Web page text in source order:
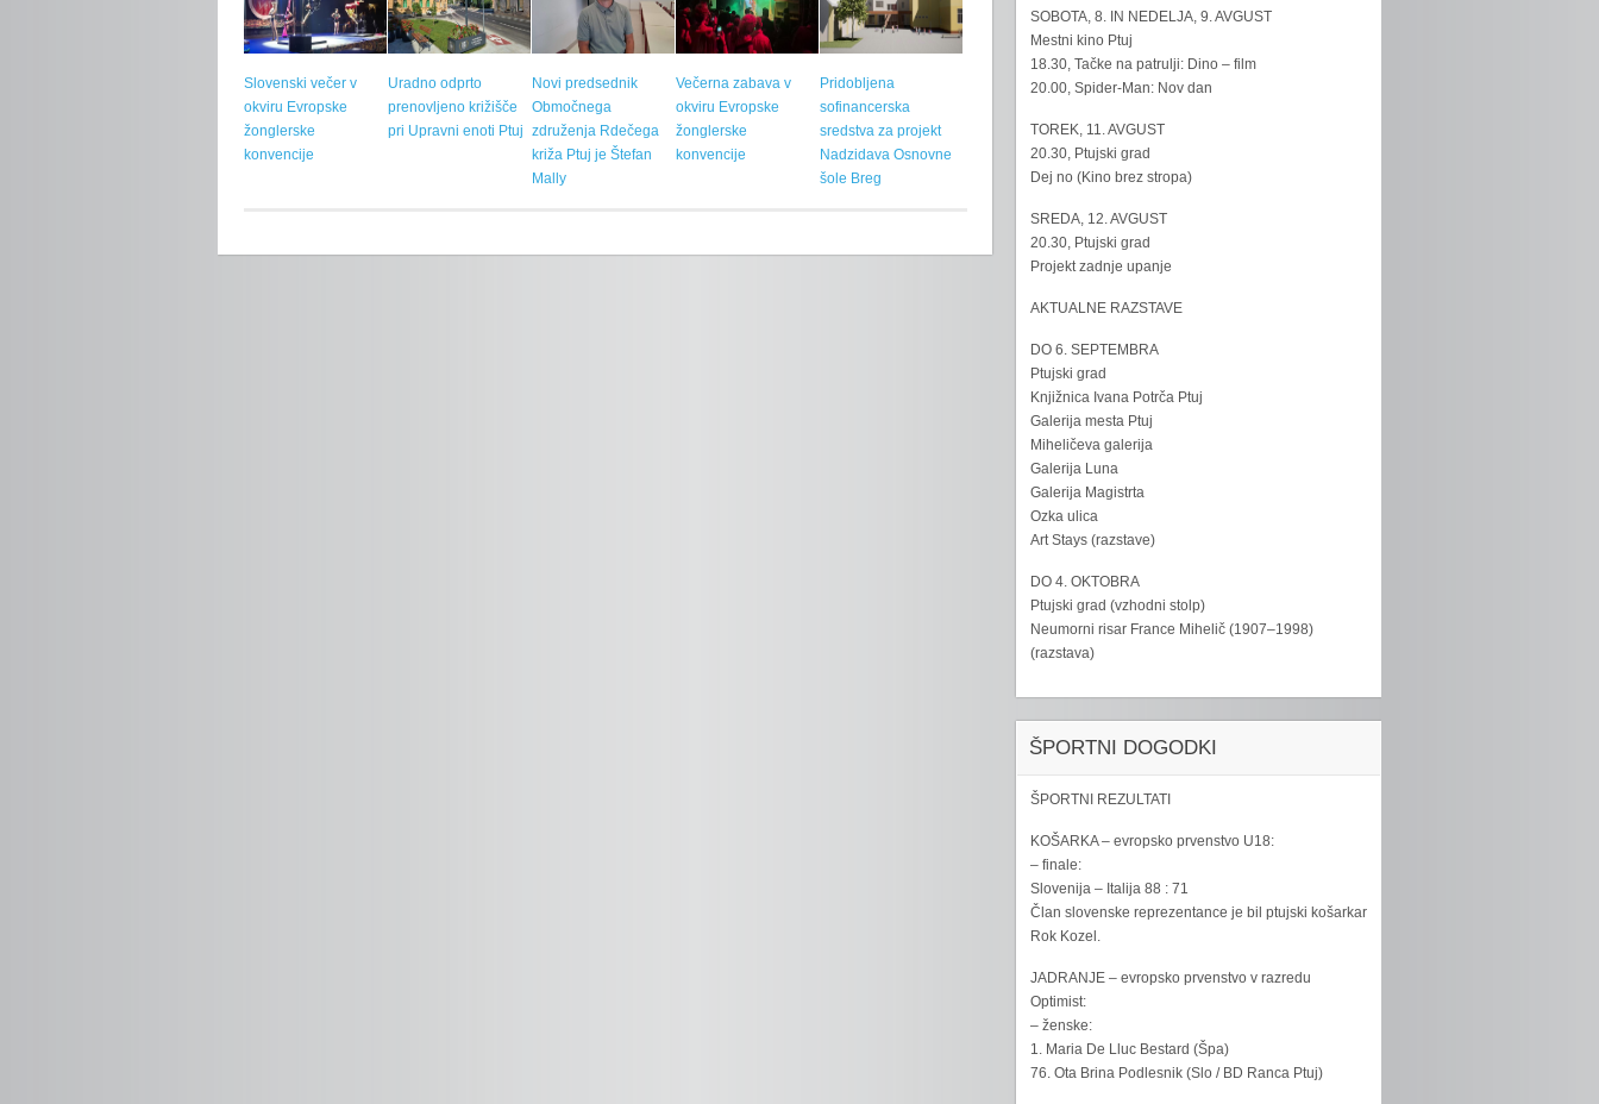
Slovenski večer v
okviru Evropske
žonglerske
konvencije
Uradno odprto
prenovljeno križišče
pri Upravni enoti Ptuj
Novi predsednik
Območnega
združenja Rdečega
križa Ptuj je Štefan
Mally
Večerna zabava v
okviru Evropske
žonglerske
konvencije
Pridobljena
sofinancerska
sredstva za projekt
Nadzidava Osnovne
šole Breg
SOBOTA, 8. IN NEDELJA, 9. AVGUST
Mestni kino Ptuj
18.30, Tačke na patrulji: Dino – film
20.00, Spider-Man: Nov dan
TOREK, 11. AVGUST
20.30, Ptujski grad
Dej no (Kino brez stropa)
SREDA, 12. AVGUST
20.30, Ptujski grad
Projekt zadnje upanje
AKTUALNE RAZSTAVE
DO 6. SEPTEMBRA
Ptujski grad
Knjižnica Ivana Potrča Ptuj
Galerija mesta Ptuj
Miheličeva galerija
Galerija Luna
Galerija Magistrta
Ozka ulica
Art Stays (razstave)
DO 4. OKTOBRA
Ptujski grad (vzhodni stolp)
Neumorni risar France Mihelič (1907–1998)
(razstava)
ŠPORTNI DOGODKI
ŠPORTNI REZULTATI
KOŠARKA – evropsko prvenstvo U18:
– finale:
Slovenija – Italija 88 : 71
Član slovenske reprezentance je bil ptujski košarkar
Rok Kozel.
JADRANJE – evropsko prvenstvo v razredu
Optimist:
– ženske:
1. Maria De Lluc Bestard (Špa)
76. Ota Brina Podlesnik (Slo / BD Ranca Ptuj)